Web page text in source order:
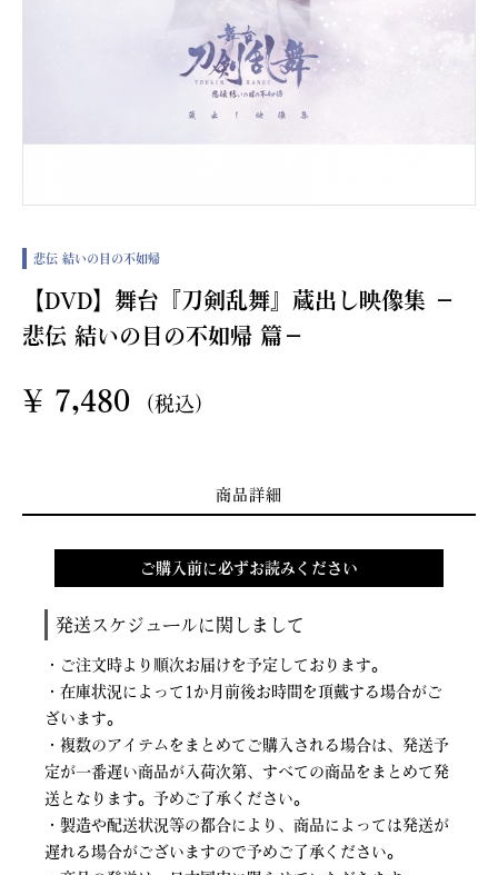
悲伝 結いの目の不如帰
【DVD】舞台『刀剣乱舞』蔵出し映像集 －
悲伝 結いの目の不如帰 篇－
¥ 7,480 (税込)
商品詳細
ご購入前に必ずお読みください
発送スケジュールに関しまして
・ご注文時より順次お届けを予定しております。
・在庫状況によって1か月前後お時間を頂戴する場合がご
ざいます。
・複数のアイテムをまとめてご購入される場合は、発送予
定が一番遅い商品が入荷次第、すべての商品をまとめて発
送となります。予めご了承ください。
・製造や配送状況等の都合により、商品によっては発送が
遅れる場合がございますので予めご了承ください。